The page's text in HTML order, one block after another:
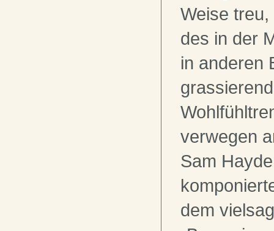
Weise
des in der
in anderen
verwegen
Sam
dem